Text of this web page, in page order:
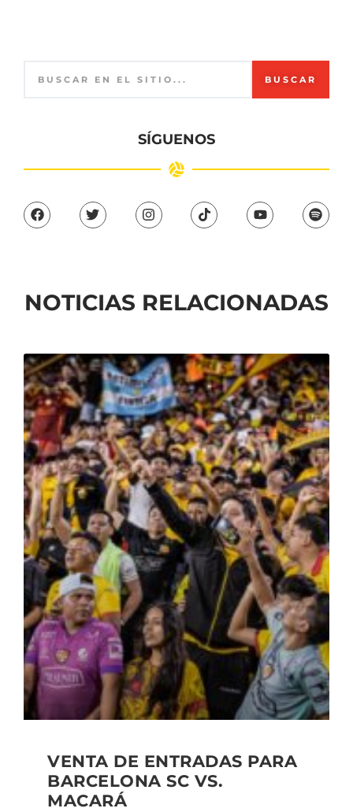
BUSCAR
SÍGUENOS
NOTICIAS RELACIONADAS
VENTA DE ENTRADAS PARA
BARCELONA SC VS.
MACARÁ